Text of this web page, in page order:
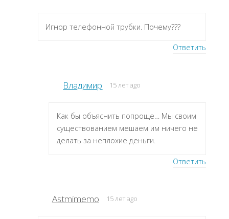
Игнор телефонной трубки. Почему???
Ответить
Владимир 15 лет ago
Как бы объяснить попроще… Мы своим
существованием мешаем им ничего не
делать за неплохие деньги.
Ответить
Astmimemo 15 лет ago